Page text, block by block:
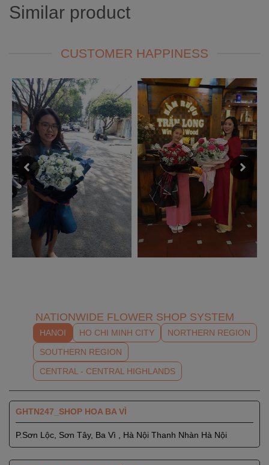
Similar product
CUSTOMER HAPPINESS
NATIONWIDE FLOWER SHOP SYSTEM
HANOI HO CHI MINH CITY
NORTHERN REGION
SOUTHERN REGION
CENTRAL - CENTRAL HIGHLANDS
GHTN247_SHOP HOA BA VÌ
P.Sơn Lộc, Sơn Tây, Ba Vì , Hà Nội Thanh Nhàn Hà Nội